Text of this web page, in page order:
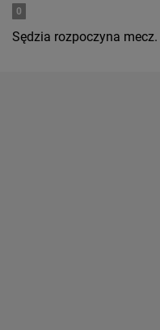
0
Sędzia rozpoczyna mecz.